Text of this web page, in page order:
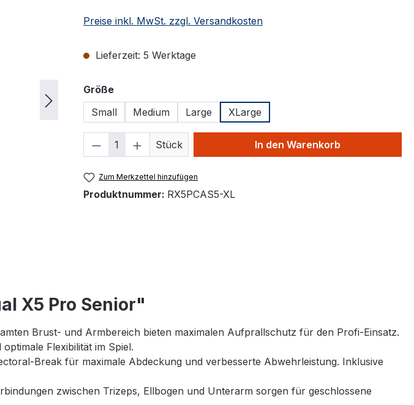
Preise inkl. MwSt. zzgl. Versandkosten
Lieferzeit: 5 Werktage
Größeauswählen
Small
Medium Large XLarge
Produkt Anzahl: Gib den gewünschten Wert
Stück In den Warenkorb
Zum Merkzettel hinzufügen
Produktnummer: RX5PCAS5-XL
X5 Pro Senior"
Brust- und Armbereich bieten maximalen Aufprallschutz für den Profi-Einsatz.
Flexibilität im Spiel.
Break für maximale Abdeckung und verbesserte Abwehrleistung. Inklusive
zwischen Trizeps, Ellbogen und Unterarm sorgen für geschlossene